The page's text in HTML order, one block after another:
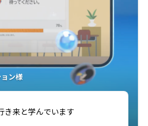
ン様
き来と学んでいます
問題が解けてうれしい」「解く
しています